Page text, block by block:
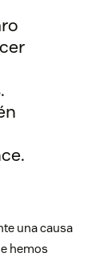
una causa
hemos